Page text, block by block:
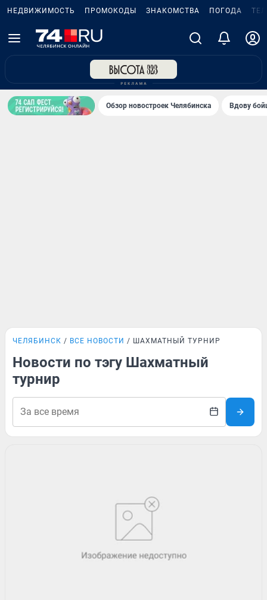
НЕДВИЖИМОСТЬ ПРОМОКОДЫ ЗНАКОМСТВА ПОГОДА
Обзор новостроек Челябинска Вдову
ЧЕЛЯБИНСК ВСЕ НОВОСТИ ШАХМАТНЫЙ ТУРНИР
Новости по тэгу Шахматный
турнир